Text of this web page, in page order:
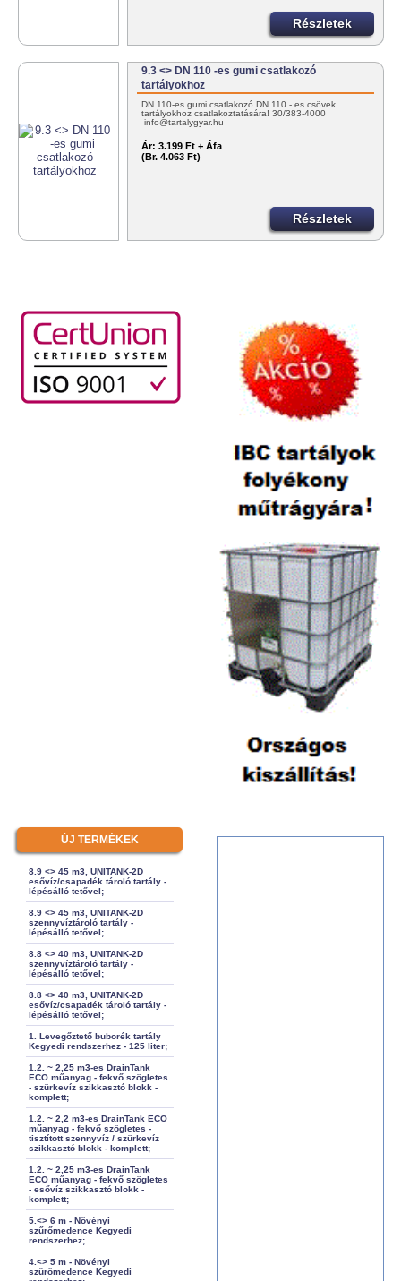
Részletek
9.3 <> DN 110 -es gumi csatlakozó
tartályokhoz
DN 110-es gumi csatlakozó DN 110 - es csövek
tartályokhoz csatlakoztatására! 30/383-4000
info@tartalygyar.hu
Ár: 3.199 Ft + Áfa
(Br. 4.063 Ft)
Részletek
ÚJ TERMÉKEK
8.9 <> 45 m3, UNITANK-2D
esővíz/csapadék tároló tartály -
lépésálló tetővel;
8.9 <> 45 m3, UNITANK-2D
szennyvíztároló tartály -
lépésálló tetővel;
8.8 <> 40 m3, UNITANK-2D
szennyvíztároló tartály -
lépésálló tetővel;
8.8 <> 40 m3, UNITANK-2D
esővíz/csapadék tároló tartály -
lépésálló tetővel;
1. Levegőztető buborék tartály
Kegyedi rendszerhez - 125 liter;
1.2. ~ 2,25 m3-es DrainTank
ECO műanyag - fekvő szögletes
- szürkevíz szikkasztó blokk -
komplett;
1.2. ~ 2,2 m3-es DrainTank ECO
műanyag - fekvő szögletes -
tisztított szennyvíz / szürkevíz
szikkasztó blokk - komplett;
1.2. ~ 2,25 m3-es DrainTank
ECO műanyag - fekvő szögletes
- esővíz szikkasztó blokk -
komplett;
5.<> 6 m - Növényi
szűrőmedence Kegyedi
rendszerhez;
4.<> 5 m - Növényi
szűrőmedence Kegyedi